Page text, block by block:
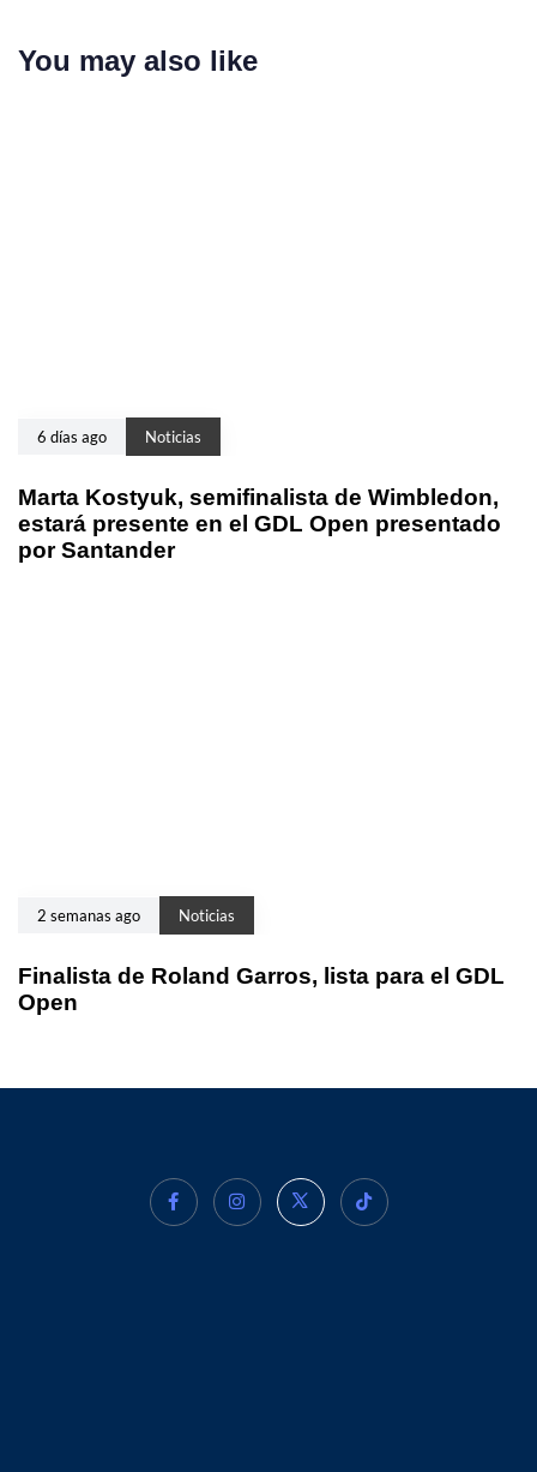
You may also like
6 días ago Noticias
Marta Kostyuk, semifinalista de Wimbledon,
estará presente en el GDL Open presentado
por Santander
2 semanas ago Noticias
Finalista de Roland Garros, lista para el GDL
Open